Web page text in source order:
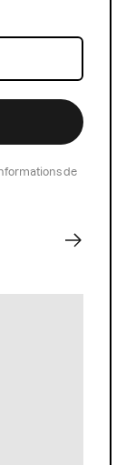
de